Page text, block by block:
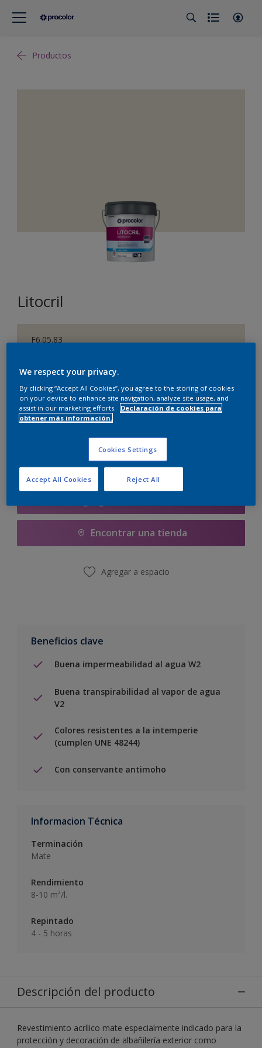
Productos
Litocril
F6.05.83
Tamaño
1 L 4 L 15 L
Calculadora de pintura
Calcular
Encontrar una tienda
Agregar a espacio
Beneficios clave
Buena impermeabilidad al agua W2
Buena transpirabilidad al vapor de agua
V2
Colores resistentes a la intemperie
(cumplen UNE 48244)
Con conservante antimoho
Informacion Técnica
Terminación
Mate
Rendimiento
8-10 m²/l.
Repintado
4 - 5 horas
Descripción del producto
Revestimiento acrílico mate especialmente indicado para la
protección y decoración de albañilería exterior como
We respect your privacy.
By clicking “Accept All Cookies”, you agree to the storing of cookies
on your device to enhance site navigation, analyze site usage, and
assist in our marketing efforts.
Declaración de cookies para
obtener más información.
Cookies Settings
Reject All
Accept All Cookies